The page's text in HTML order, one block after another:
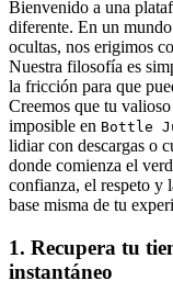
Bienvenido a una
diferente. En un
ocultas, nos erigimos
Nuestra filosofía es
la fricción para que
Creemos que tu
imposible en Bottle
lidiar con descargas o
donde comienza el
confianza, el respeto y
base misma de tu
1. Recupera tu
instantáneo